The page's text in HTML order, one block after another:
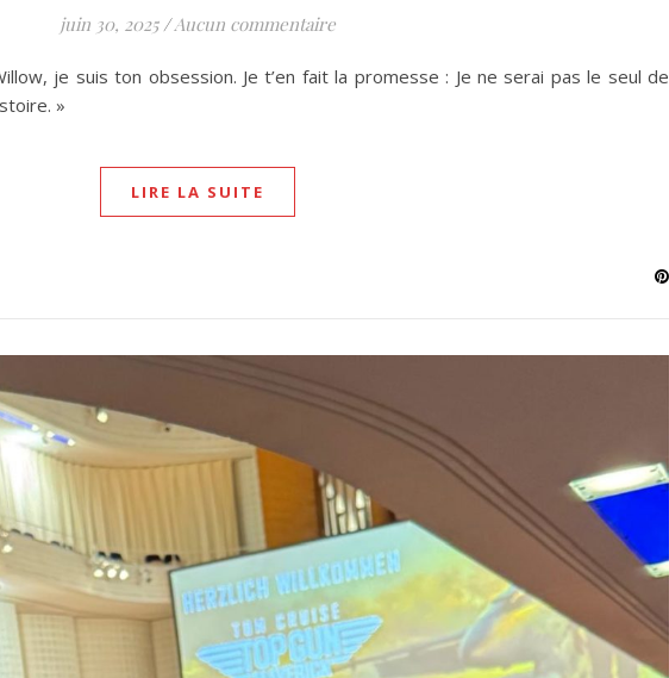
juin 30, 2025 / Aucun commentaire
je suis ton obsession. Je t’en fait la promesse : Je ne serai pas le seul de
»
LIRE LA SUITE